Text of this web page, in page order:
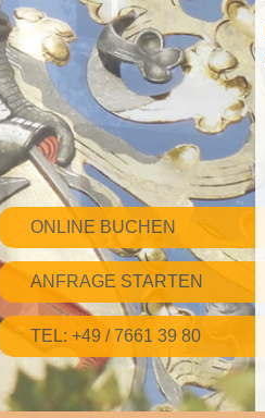
ONLINE BUCHEN
ANFRAGE STARTEN
TEL: +49 / 7661 39 80